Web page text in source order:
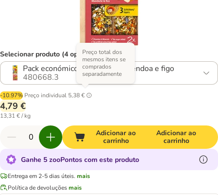
Selecionar produto (4 opções)
Pack económico: 2 x 2 unid. amêndoa e figo
480668.3
-10.97% Preço individual 5,38 €
Preço total dos
mesmos itens se
comprados
separadamente
4,79 €
13,31 € / kg
Adicionar ao
carrinho
Adicionar ao
carrinho
Ganhe 5 zooPontos com este produto
Entrega em 2-5 dias úteis. mais
Política de devoluçõesmais